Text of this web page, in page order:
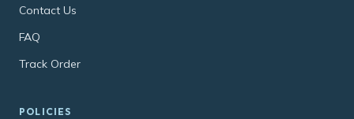
Contact Us
FAQ
Track Order
POLICIES